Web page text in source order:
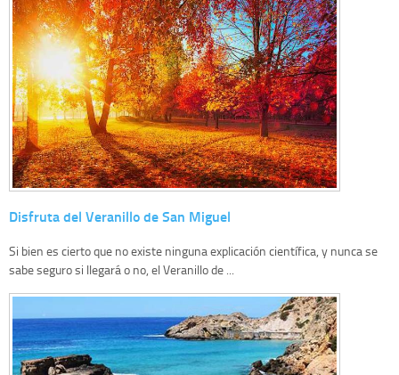
Disfruta del Veranillo de San Miguel
Si bien es cierto que no existe ninguna explicación científica, y nunca se
sabe seguro si llegará o no, el Veranillo de ...